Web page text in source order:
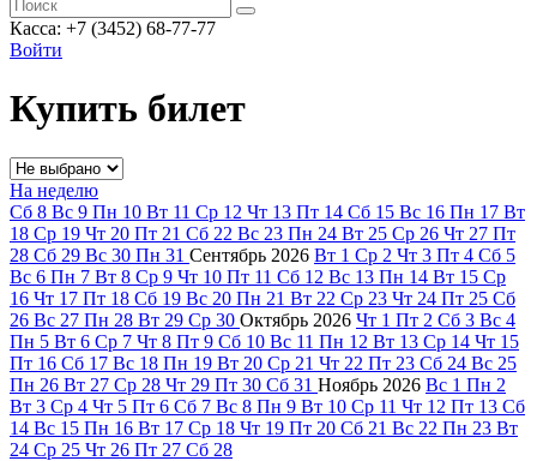
Касса: +7 (3452) 68-77-77
Войти
Купить билет
На неделю
Сб 8 Вс 9 Пн 10 Вт 11 Ср 12 Чт 13 Пт 14 Сб 15 Вс 16 Пн 17 Вт
18 Ср 19 Чт 20 Пт 21 Сб 22 Вс 23 Пн 24 Вт 25 Ср 26 Чт 27 Пт
28 Сб 29 Вс 30 Пн 31 Сентябрь 2026 Вт 1 Ср 2 Чт 3 Пт 4 Сб 5
Вс 6 Пн 7 Вт 8 Ср 9 Чт 10 Пт 11 Сб 12 Вс 13 Пн 14 Вт 15 Ср
16 Чт 17 Пт 18 Сб 19 Вс 20 Пн 21 Вт 22 Ср 23 Чт 24 Пт 25 Сб
26 Вс 27 Пн 28 Вт 29 Ср 30 Октябрь 2026 Чт 1 Пт 2 Сб 3 Вс 4
Пн 5 Вт 6 Ср 7 Чт 8 Пт 9 Сб 10 Вс 11 Пн 12 Вт 13 Ср 14 Чт 15
Пт 16 Сб 17 Вс 18 Пн 19 Вт 20 Ср 21 Чт 22 Пт 23 Сб 24 Вс 25
Пн 26 Вт 27 Ср 28 Чт 29 Пт 30 Сб 31 Ноябрь 2026 Вс 1 Пн 2
Вт 3 Ср 4 Чт 5 Пт 6 Сб 7 Вс 8 Пн 9 Вт 10 Ср 11 Чт 12 Пт 13 Сб
14 Вс 15 Пн 16 Вт 17 Ср 18 Чт 19 Пт 20 Сб 21 Вс 22 Пн 23 Вт
24 Ср 25 Чт 26 Пт 27 Сб 28